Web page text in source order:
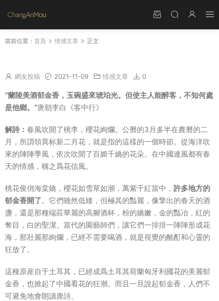
當前位置： 首頁 情感文章 正文
網友投稿 2021-11-09 情感文章 0
“蘭陵美酒郁金香，玉碗盛來琥珀光。 但使主人能醉客，不知何處
是他鄉。“唐朝李白《客中行》
解詩： 春風吹開了桃李，櫻花絢爛。公曆的3月多半在農曆的二
月，所謂領異标新二月花，就是指的這樣的一個時節。從海洋吹
來的陣陣季風，依次吹開了百媚千嬌的花朵。在中國連風都有春
天的情感，稱之爲花信風。
桃花俊俏海棠嬌，櫻花如雪草如潮，萬紫千紅當中， 許多地方的
郁金香開了。它們雖然低矮，但極其的豔麗，像擎出的春天的酒
盞，還是那種端莊華麗的高腳酒杯，粉的嬌嫩，金的豔冶，紅的
奪目，白的聖潔。當代的園藝師們，讓它們一排排一陣陣形成花
海，那壯麗那絢爛，已經不需要喝酒，就是視覺的酩酊和心靈的
狂放了。
這種原産自于土耳其，已經成爲土耳其荷蘭匈牙利國花的美麗郁
金香，也掀起了中國看花的狂潮。而且一旦說起郁金香，人們不
可避免地會朗讀唐詩。